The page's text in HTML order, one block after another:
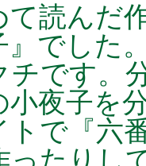
読んだ
』でした
チです。
小夜子を
トで『六
ったりし